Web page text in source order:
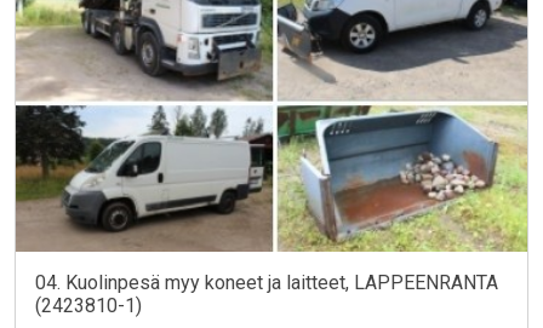
04. Kuolinpesä myy koneet ja laitteet, LAPPEENRANTA
(2423810-1)